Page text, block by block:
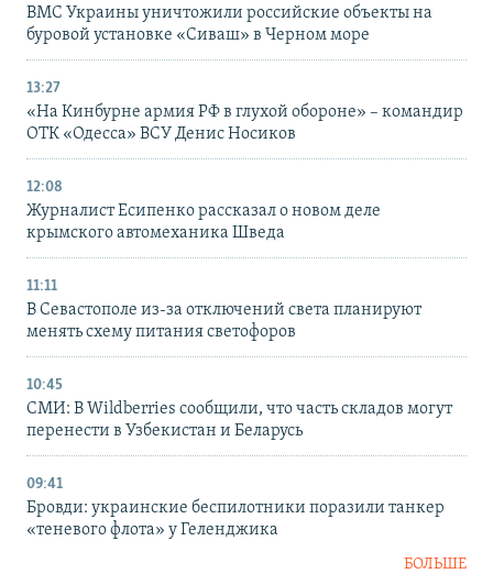
ВМС Украины уничтожили российские объекты на
буровой установке «Сиваш» в Черном море
13:27
«На Кинбурне армия РФ в глухой обороне» – командир
ОТК «Одесса» ВСУ Денис Носиков
12:08
Журналист Есипенко рассказал о новом деле
крымского автомеханика Шведа
11:11
В Севастополе из-за отключений света планируют
менять схему питания светофоров
10:45
СМИ: В Wildberries сообщили, что часть складов могут
перенести в Узбекистан и Беларусь
09:41
Бровди: украинские беспилотники поразили танкер
«теневого флота» у Геленджика
БОЛЬШЕ